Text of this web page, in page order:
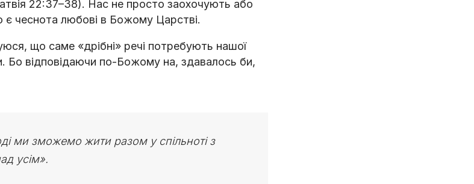
22:37–38). Нас не просто заохочують або
є чеснота любові в Божому Царстві.
що саме «дрібні» речі потребують нашої
Бо відповідаючи по-Божому на, здавалось би,
ми зможемо жити разом у спільноті з
усім».